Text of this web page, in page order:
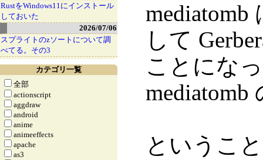
して
ことにな
というこ
RustをWindows11にインストール
しておいた
2026/07/06
スプライトのzソートについて調
べてる。その3
カテゴリ一覧
全部
actionscript
aggdraw
android
anime
animeeffects
apache
as3